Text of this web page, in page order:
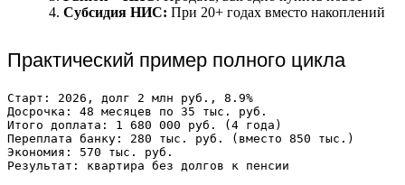
Субсидия НИС: При 20+ годах вместо накоплений
Практический пример полного цикла
Старт: 2026, долг 2 млн руб., 8.9%
Досрочка: 48 месяцев по 35 тыс. руб.
Итого доплата: 1 680 000 руб. (4 года)
Переплата банку: 280 тыс. руб. (вместо 850 тыс.)
Экономия: 570 тыс. руб.